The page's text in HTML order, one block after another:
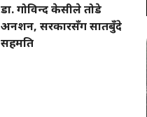
डा. गोविन्द केसीले तोडे
अनशन, सरकारसँग सातबुँदे
सहमति